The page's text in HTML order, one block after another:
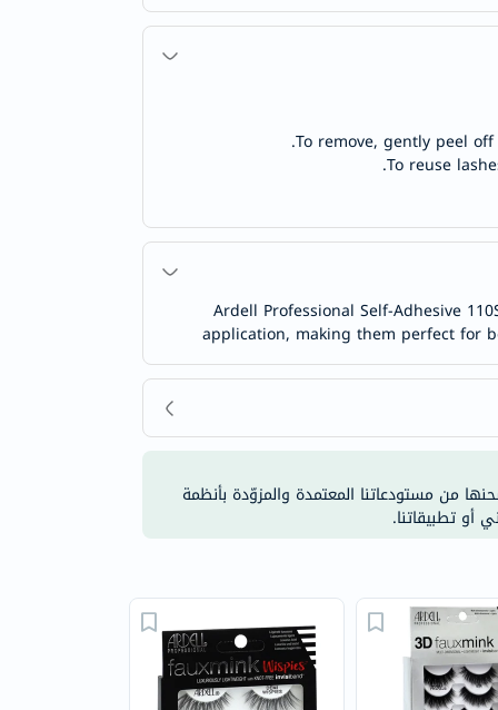
To remove, gently peel
To reuse
Ardell Professional Self-Adhesive
application, making them perfect for
من مستودعاتنا المعتمدة والمزوّدة بأنظمة
أو تطبيقاتنا.